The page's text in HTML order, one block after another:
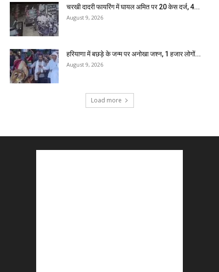
चरखी दादरी फायरिंग में घायल अमित पर 20 केस दर्ज, 4...
August 9, 2026
हरियाणा में बछड़े के जन्म पर अनोखा जश्न, 1 हजार लोगों...
August 9, 2026
Load more